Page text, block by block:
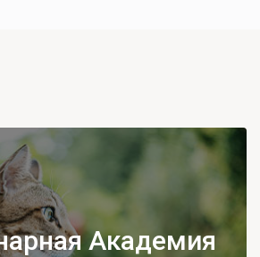
Академия